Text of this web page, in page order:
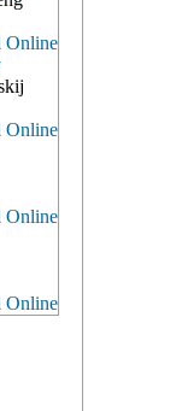
Online
Online
Online
Online